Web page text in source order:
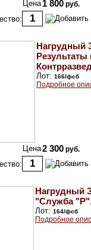
Цена 1 800 руб.
Нагрудный
Результаты
Лот: 166/фсб
Подробное
Цена2 300 руб.
Нагрудный
"Служба
Лот: 164/фсб
Подробное